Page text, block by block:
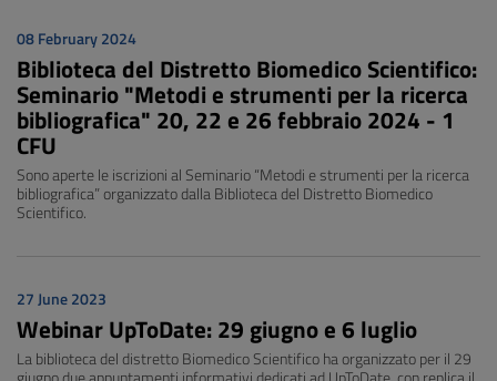
08 February 2024
Biblioteca del Distretto Biomedico Scientifico:
Seminario "Metodi e strumenti per la ricerca
bibliografica" 20, 22 e 26 febbraio 2024 - 1
CFU
Sono aperte le iscrizioni al Seminario “Metodi e strumenti per la ricerca
bibliografica” organizzato dalla Biblioteca del Distretto Biomedico
Scientifico.
27 June 2023
Webinar UpToDate: 29 giugno e 6 luglio
La biblioteca del distretto Biomedico Scientifico ha organizzato per il 29